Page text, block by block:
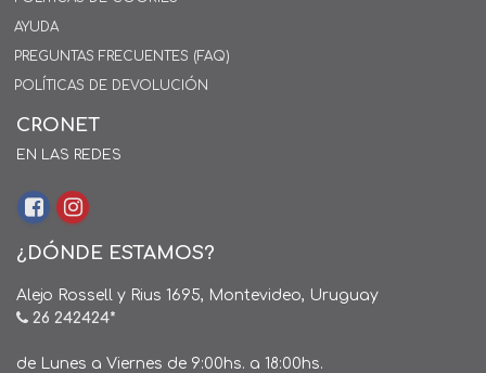
AYUDA
PREGUNTAS FRECUENTES (FAQ)
POLÍTICAS DE DEVOLUCIÓN
CRONET
EN LAS REDES
¿DÓNDE ESTAMOS?
Alejo Rossell y Rius 1695, Montevideo, Uruguay
26 242424*
de Lunes a Viernes de 9:00hs. a 18:00hs.